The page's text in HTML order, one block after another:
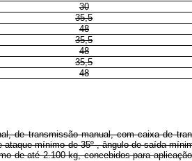
30
35,5
48
35,5
48
35,5
48
de transmissão manual, com caixa de
mínimo de 35º , ângulo de saída
de até 2.100 kg, concebidos para